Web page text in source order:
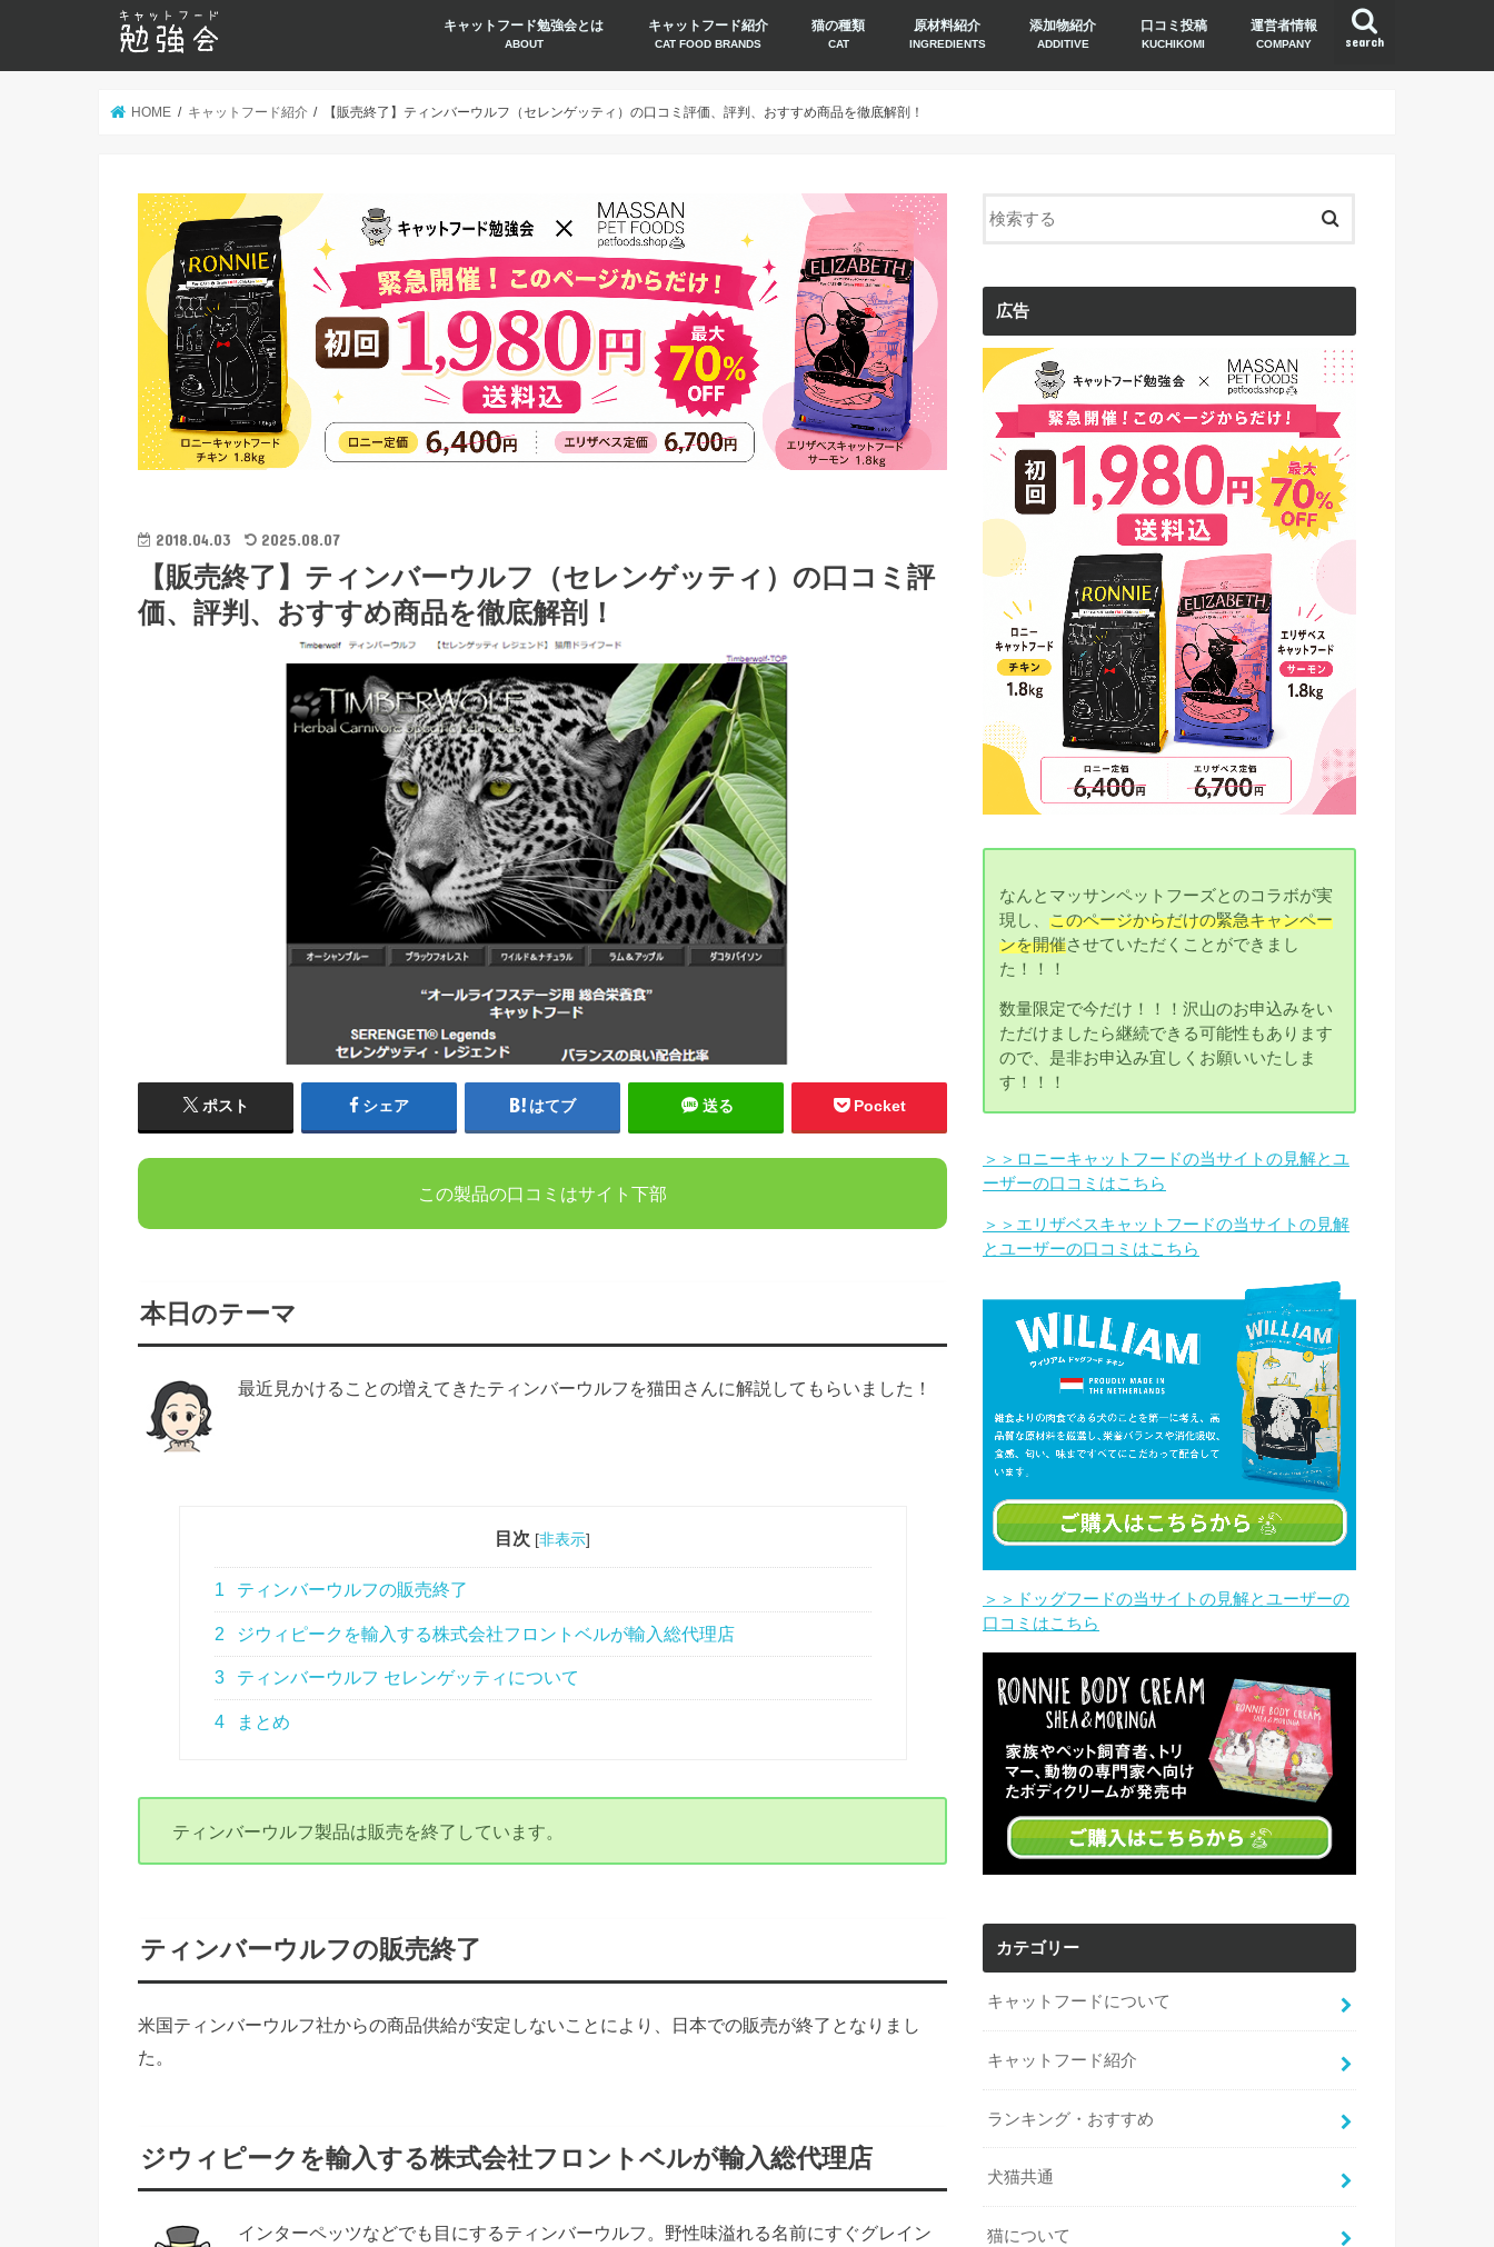
search
キャットフード勉強会とは
ABOUT
キャットフード紹介
CAT FOOD BRANDS
猫の種類
CAT
原材料紹介
INGREDIENTS
添加物紹介
ADDITIVE
口コミ投稿
KUCHIKOMI
運営者情報
COMPANY
HOME キャットフード紹介 【販売終了】ティンバーウルフ（セレンゲッティ）の口コミ評価、評判、おすすめ商品を徹底解剖！
2018.04.03 2025.08.07
【販売終了】ティンバーウルフ（セレンゲッティ）の口コミ評
価、評判、おすすめ商品を徹底解剖！
ポスト シェア はてブ 送る Pocket
この製品の口コミはサイト下部
本日のテーマ
最近見かけることの増えてきたティンバーウルフを猫田さんに解説してもらいました！
目次 [非表示]
1 ティンバーウルフの販売終了
2 ジウィピークを輸入する株式会社フロントベルが輸入総代理店
3 ティンバーウルフ セレンゲッティについて
4 まとめ
ティンバーウルフ製品は販売を終了しています。
ティンバーウルフの販売終了
米国ティンバーウルフ社からの商品供給が安定しないことにより、日本での販売が終了となりまし
た。
ジウィピークを輸入する株式会社フロントベルが輸入総代理店
インターペッツなどでも目にするティンバーウルフ。野性味溢れる名前にすぐグレイン
広告
なんとマッサンペットフーズとのコラボが実
現し、このページからだけの緊急キャンペー
ンを開催させていただくことができまし
た！！！
数量限定で今だけ！！！沢山のお申込みをい
ただけましたら継続できる可能性もあります
ので、是非お申込み宜しくお願いいたしま
す！！！
＞＞ロニーキャットフードの当サイトの見解とユ
ーザーの口コミはこちら
＞＞エリザベスキャットフードの当サイトの見解
とユーザーの口コミはこちら
＞＞ドッグフードの当サイトの見解とユーザーの
口コミはこちら
カテゴリー
キャットフードについて
キャットフード紹介
ランキング・おすすめ
犬猫共通
猫について